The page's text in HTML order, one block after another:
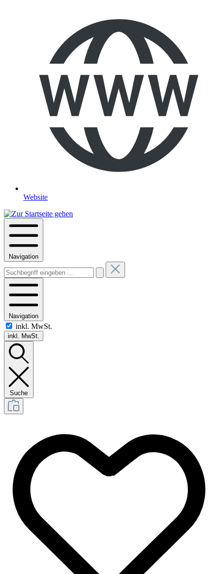
Website
Navigation
Navigation
inkl. MwSt.
inkl. MwSt.
Suche